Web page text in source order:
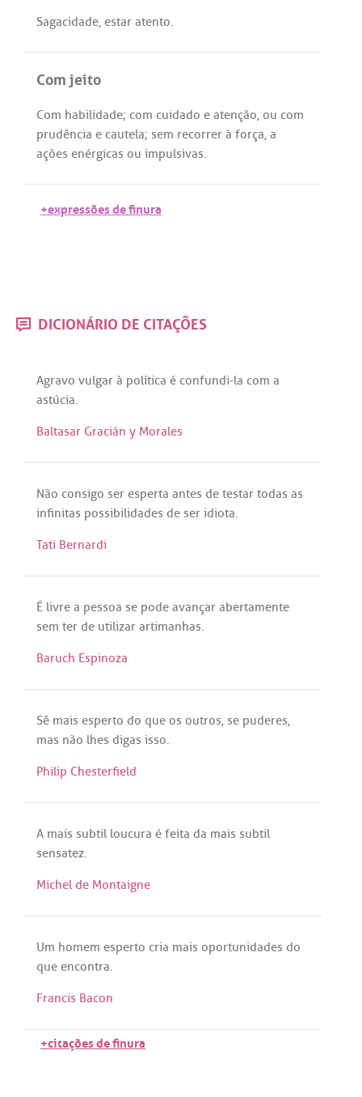
Sagacidade, estar atento.
Com jeito
Com habilidade; com cuidado e atenção, ou com
prudência e cautela; sem recorrer à força, a
ações enérgicas ou impulsivas.
+expressões de finura
DICIONÁRIO DE CITAÇÕES
Agravo vulgar à política é confundi-la com a
astúcia.
Baltasar Gracián y Morales
Não consigo ser esperta antes de testar todas as
infinitas possibilidades de ser idiota.
Tati Bernardi
É livre a pessoa se pode avançar abertamente
sem ter de utilizar artimanhas.
Baruch Espinoza
Sê mais esperto do que os outros, se puderes,
mas não lhes digas isso.
Philip Chesterfield
A mais subtil loucura é feita da mais subtil
sensatez.
Michel de Montaigne
Um homem esperto cria mais oportunidades do
que encontra.
Francis Bacon
+citações de finura